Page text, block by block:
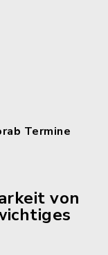
Termine
von